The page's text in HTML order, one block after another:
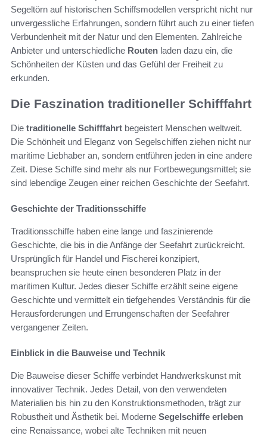
Segeltörn auf historischen Schiffsmodellen verspricht nicht nur
unvergessliche Erfahrungen, sondern führt auch zu einer tiefen
Verbundenheit mit der Natur und den Elementen. Zahlreiche
Anbieter und unterschiedliche Routen laden dazu ein, die
Schönheiten der Küsten und das Gefühl der Freiheit zu
erkunden.
Die Faszination traditioneller Schifffahrt
Die traditionelle Schifffahrt begeistert Menschen weltweit.
Die Schönheit und Eleganz von Segelschiffen ziehen nicht nur
maritime Liebhaber an, sondern entführen jeden in eine andere
Zeit. Diese Schiffe sind mehr als nur Fortbewegungsmittel; sie
sind lebendige Zeugen einer reichen Geschichte der Seefahrt.
Geschichte der Traditionsschiffe
Traditionsschiffe haben eine lange und faszinierende
Geschichte, die bis in die Anfänge der Seefahrt zurückreicht.
Ursprünglich für Handel und Fischerei konzipiert,
beanspruchen sie heute einen besonderen Platz in der
maritimen Kultur. Jedes dieser Schiffe erzählt seine eigene
Geschichte und vermittelt ein tiefgehendes Verständnis für die
Herausforderungen und Errungenschaften der Seefahrer
vergangener Zeiten.
Einblick in die Bauweise und Technik
Die Bauweise dieser Schiffe verbindet Handwerkskunst mit
innovativer Technik. Jedes Detail, von den verwendeten
Materialien bis hin zu den Konstruktionsmethoden, trägt zur
Robustheit und Ästhetik bei. Moderne Segelschiffe erleben
eine Renaissance, wobei alte Techniken mit neuen